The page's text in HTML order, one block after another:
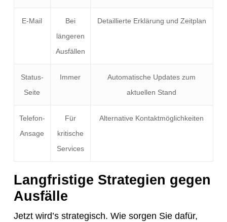
E-Mail
Bei
längeren
Ausfällen
Detaillierte Erklärung und Zeitplan
Status-
Seite
Immer
Automatische Updates zum
aktuellen Stand
Telefon-
Ansage
Für
kritische
Services
Alternative Kontaktmöglichkeiten
Langfristige Strategien gegen
Ausfälle
Jetzt wird’s strategisch. Wie sorgen Sie dafür,